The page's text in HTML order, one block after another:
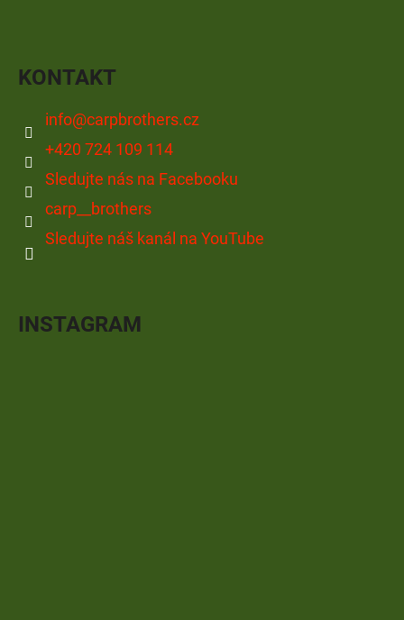
KONTAKT
info@carpbrothers.cz
+420 724 109 114
Sledujte nás na Facebooku
carp__brothers
Sledujte náš kanál na YouTube
INSTAGRAM